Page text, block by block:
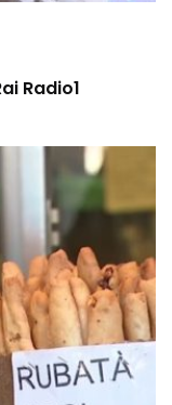
Radio1